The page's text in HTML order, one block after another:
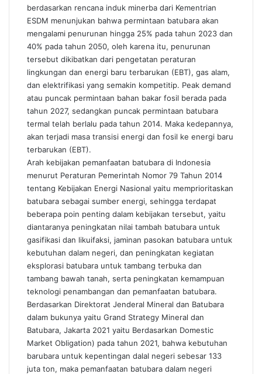
berdasarkan rencana induk minerba dari Kementrian
ESDM menunjukan bahwa permintaan batubara akan
mengalami penurunan hingga 25% pada tahun 2023 dan
40% pada tahun 2050, oleh karena itu, penurunan
tersebut dikibatkan dari pengetatan peraturan
lingkungan dan energi baru terbarukan (EBT), gas alam,
dan elektrifikasi yang semakin kompetitip. Peak demand
atau puncak permintaan bahan bakar fosil berada pada
tahun 2027, sedangkan puncak permintaan batubara
termal telah berlalu pada tahun 2014. Maka kedepannya,
akan terjadi masa transisi energi dan fosil ke energi baru
terbarukan (EBT).
Arah kebijakan pemanfaatan batubara di Indonesia
menurut Peraturan Pemerintah Nomor 79 Tahun 2014
tentang Kebijakan Energi Nasional yaitu memprioritaskan
batubara sebagai sumber energi, sehingga terdapat
beberapa poin penting dalam kebijakan tersebut, yaitu
diantaranya peningkatan nilai tambah batubara untuk
gasifikasi dan likuifaksi, jaminan pasokan batubara untuk
kebutuhan dalam negeri, dan peningkatan kegiatan
eksplorasi batubara untuk tambang terbuka dan
tambang bawah tanah, serta peningkatan kemampuan
teknologi penambangan dan pemanfaatan batubara.
Berdasarkan Direktorat Jenderal Mineral dan Batubara
dalam bukunya yaitu Grand Strategy Mineral dan
Batubara, Jakarta 2021 yaitu Berdasarkan Domestic
Market Obligation) pada tahun 2021, bahwa kebutuhan
barubara untuk kepentingan dalal negeri sebesar 133
juta ton, maka pemanfaatan batubara dalam negeri